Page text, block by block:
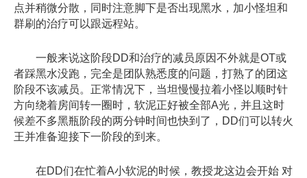
点并稍微分散，同时注意脚下是否出现黑水，加小怪坦和
群刷的治疗可以跟远程站。
一般来说这阶段DD和治疗的减员原因不外就是OT或
者踩黑水没跑，完全是团队熟悉度的问题，打熟了的团这
阶段不该减员。正常情况下，当坦慢慢拉着小怪以顺时针
方向绕着房间转一圈时，软泥正好被全部A光，并且这时
候差不多黑瓶阶段的两分钟时间也快到了，DD们可以转火
王并准备迎接下一阶段的到来。
在DD们在忙着A小软泥的时候，教授龙这边会开始 对